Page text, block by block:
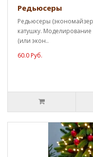
Редьюсеры
Редьюсеры
катушку.
(или экон..
60.0 Руб.